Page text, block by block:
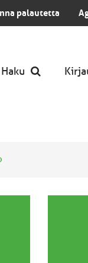
palautetta
Haku